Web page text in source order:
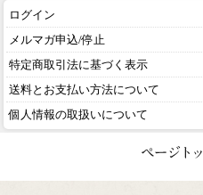
ログイン
メルマガ申込/停止
特定商取引法に基づく表示
送料とお支払い方法について
個人情報の取扱いについて